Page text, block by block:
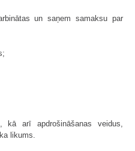
un saņem samaksu par
kā arī apdrošināšanas veidus,
likums.